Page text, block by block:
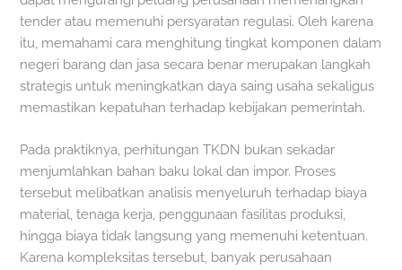
tender atau memenuhi persyaratan regulasi. Oleh karena
itu, memahami cara menghitung tingkat komponen dalam
negeri barang dan jasa secara benar merupakan langkah
strategis untuk meningkatkan daya saing usaha sekaligus
memastikan kepatuhan terhadap kebijakan pemerintah.
Pada praktiknya, perhitungan TKDN bukan sekadar
menjumlahkan bahan baku lokal dan impor. Proses
tersebut melibatkan analisis menyeluruh terhadap biaya
material, tenaga kerja, penggunaan fasilitas produksi,
hingga biaya tidak langsung yang memenuhi ketentuan.
Karena kompleksitas tersebut, banyak perusahaan